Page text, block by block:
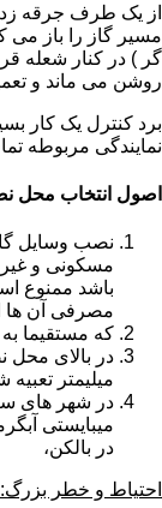
از یک طرف جرقه
مسیر گاز را باز
گر ) در کنار شعله
روشن می ماند و
برد کنترل یک کار
نمایندگی مربوطه
اصول انتخاب محل
نصب وسایل
باشد ممنوع
مصرفی آن ها
که مستقیما به
میلیمتر تعبیه
در شهر های
میبایستی
در بالکن،
احتیاط و خطر